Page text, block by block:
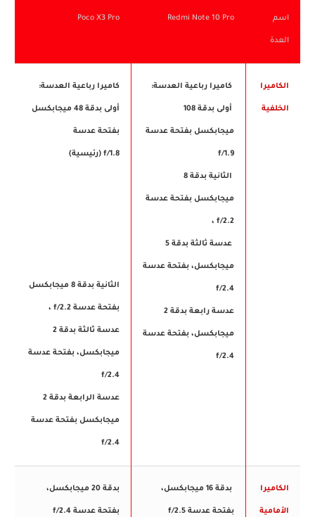
اسم
العدة
Redmi Note 10 Pro
Poco X3 Pro
الكاميرا
الخلفية
كاميرا رباعية العدسة:
أولى بدقة 108
ميجابكسل بفتحة عدسة
f/1.9
الثانية بدقة 8
ميجابكسل بفتحة عدسة
f/2.2 ،
عدسة ثالثة بدقة 5
ميجابكسل، بفتحة عدسة
f/2.4
عدسة رابعة بدقة 2
ميجابكسل، بفتحة عدسة
f/2.4
كاميرا رباعية العدسة:
أولى بدقة 48 ميجابكسل
بفتحة عدسة
f/1.8 (رئيسية)
الثانية بدقة 8 ميجابكسل
بفتحة عدسة f/2.2 ،
عدسة ثالثة بدقة 2
ميجابكسل، بفتحة عدسة
f/2.4
عدسة الرابعة بدقة 2
ميجابكسل بفتحة عدسة
f/2.4
الكاميرا
الأمامية
بدقة 16 ميجابكسل،
بفتحة عدسة f/2.5
بدقة 20 ميجابكسل،
بفتحة عدسة f/2.4